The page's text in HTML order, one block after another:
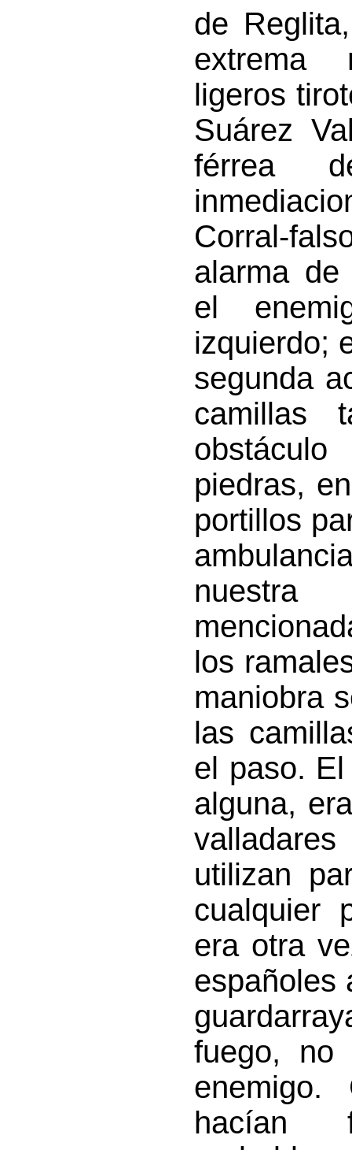
de
extrema
ligeros
Suárez
férrea
Corral-
alarma de
el
izquierdo;
segunda
camillas
piedras,
portillos
los
maniobra
las
el paso.
alguna,
utilizan
cualquier
era otra
españoles
fuego, no
enemigo.
hacían